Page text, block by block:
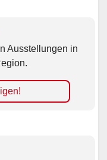
Ausstellungen in